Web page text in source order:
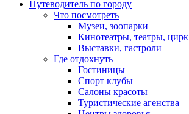
Путеводитель по городу
Что посмотреть
Музеи, зоопарки
Кинотеатры, театры, цирк
Выставки, гастроли
Где отдохнуть
Гостиницы
Спорт клубы
Салоны красоты
Туристические агенства